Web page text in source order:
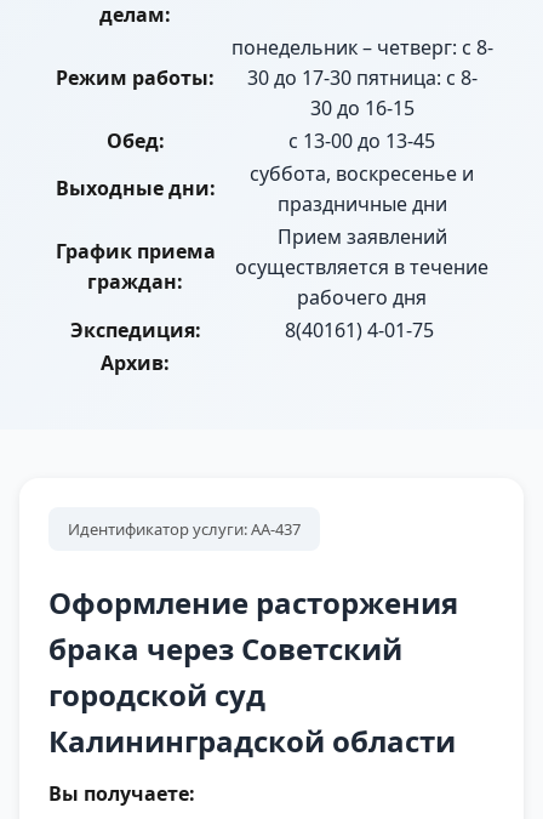
делам:
Режим работы:
понедельник – четверг: с 8-
30 до 17-30 пятница: с 8-
30 до 16-15
Обед:
с 13-00 до 13-45
Выходные дни:
суббота, воскресенье и
праздничные дни
График приема
граждан:
Прием заявлений
осуществляется в течение
рабочего дня
Экспедиция:
8(40161) 4-01-75
Архив:
Идентификатор услуги: АА-437
Оформление расторжения
брака через Советский
городской суд
Калининградской области
Вы получаете: